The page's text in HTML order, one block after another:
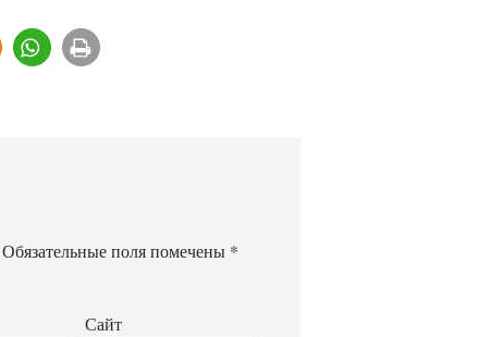
Обязательные поля помечены *
Сайт